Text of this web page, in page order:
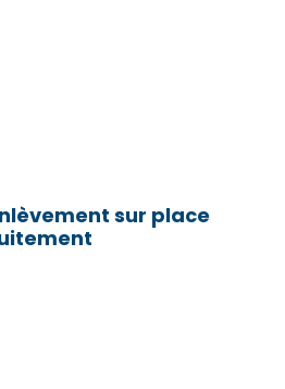
sur place